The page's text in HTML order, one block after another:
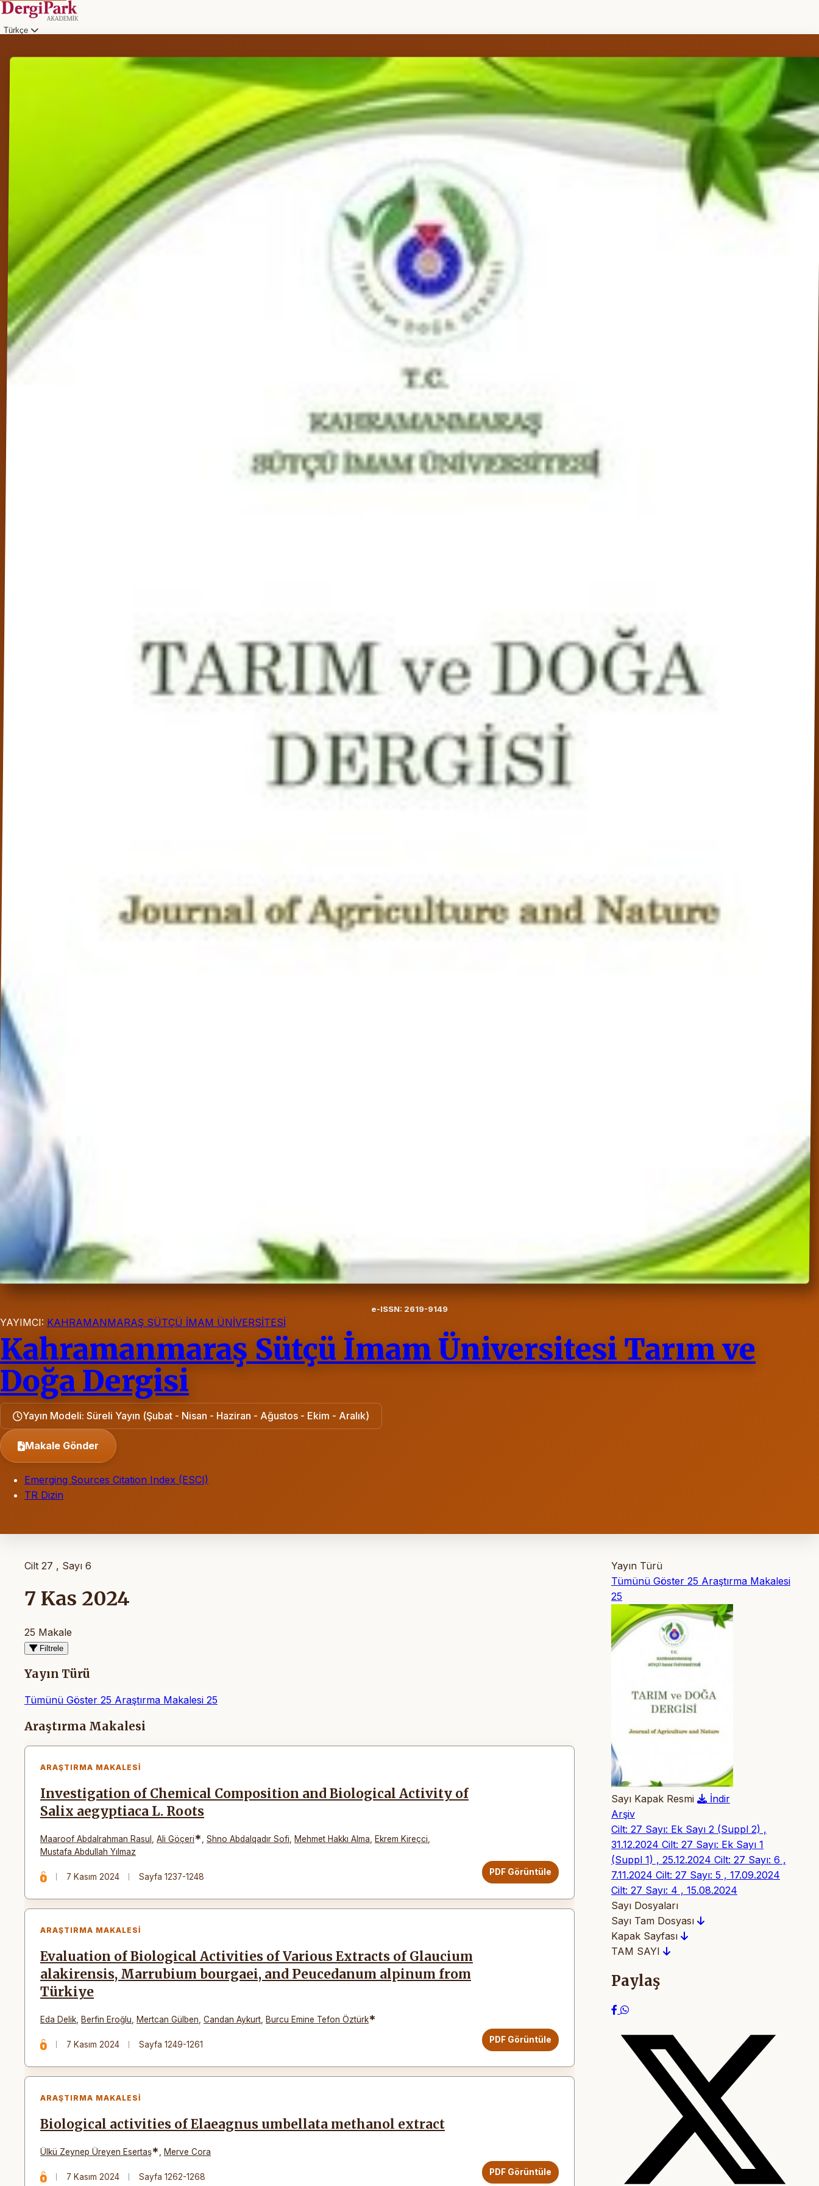
Türkçe
e-ISSN: 2619-9149
YAYIMCI: KAHRAMANMARAŞ SÜTÇÜ İMAM ÜNİVERSİTESİ
Kahramanmaraş Sütçü İmam Üniversitesi Tarım ve
Doğa Dergisi
Yayın Modeli: Süreli Yayın (Şubat - Nisan - Haziran - Ağustos - Ekim - Aralık)
Makale Gönder
Emerging Sources Citation Index (ESCI)
TR Dizin
Cilt 27 , Sayı 6
7 Kas 2024
25 Makale
Filtrele
Yayın Türü
Tümünü Göster 25 Araştırma Makalesi 25
Makaleler
Araştırma Makalesi
ARAŞTIRMA MAKALESI
Investigation of Chemical Composition and Biological Activity of
Salix aegyptiaca L. Roots
Maaroof Abdalrahman Rasul Ali Göçeri* Shno Abdalqadır Sofi Mehmet Hakkı Alma Ekrem Kireçci
Mustafa Abdullah Yılmaz
7 Kasım 2024 Sayfa 1237-1248 PDF Görüntüle
ARAŞTIRMA MAKALESI
Evaluation of Biological Activities of Various Extracts of Glaucium
alakirensis, Marrubium bourgaei, and Peucedanum alpinum from
Türkiye
Eda Delik Berfin Eroğlu Mertcan Gülben Candan Aykurt Burcu Emine Tefon Öztürk*
7 Kasım 2024 Sayfa 1249-1261 PDF Görüntüle
ARAŞTIRMA MAKALESI
Biological activities of Elaeagnus umbellata methanol extract
Ülkü Zeynep Üreyen Esertaş* Merve Cora
7 Kasım 2024 Sayfa 1262-1268 PDF Görüntüle
Yayın Türü
Tümünü Göster 25 Araştırma Makalesi
25
Sayı Kapak Resmi
İndir
Arşiv
Cilt: 27 Sayı: Ek Sayı 2 (Suppl 2) ,
31.12.2024 Cilt: 27 Sayı: Ek Sayı 1
(Suppl 1) , 25.12.2024 Cilt: 27 Sayı: 6 ,
7.11.2024 Cilt: 27 Sayı: 5 , 17.09.2024
Cilt: 27 Sayı: 4 , 15.08.2024
Sayı Dosyaları
Sayı Tam Dosyası
Kapak Sayfası
TAM SAYI
Paylaş